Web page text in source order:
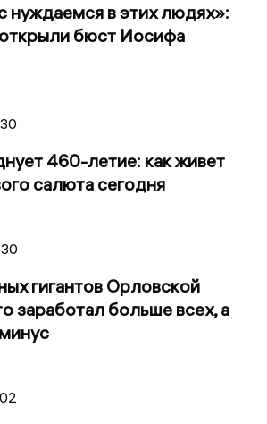
нуждаемся в этих людях»:
бюст Иосифа
460-летие: как живет
салюта сегодня
гигантов Орловской
заработал больше всех, а